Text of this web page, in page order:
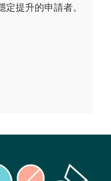
定提升的申請者。